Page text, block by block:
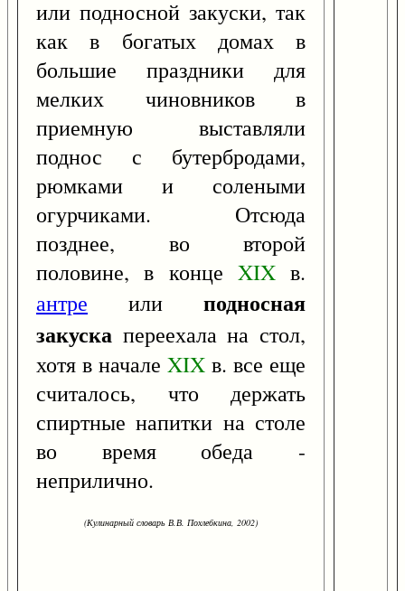
или подносной закуски, так
как в богатых домах в
большие праздники для
мелких чиновников в
приемную выставляли
поднос с бутербродами,
рюмками и солеными
огурчиками. Отсюда
позднее, во второй
половине, в конце XIXв.
антре или подносная
закуска переехала на стол,
хотя в начале XIX в. все еще
считалось, что держать
спиртные напитки на столе
во время обеда -
неприлично.
(Кулинарный словарь В.В. Похлебкина, 2002)